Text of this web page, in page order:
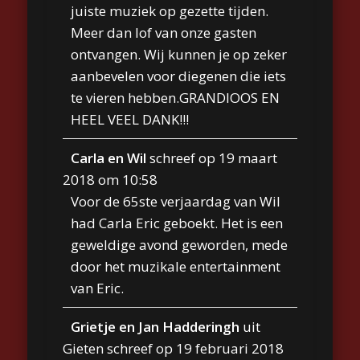
juiste muziek op gezette tijden.
Meer dan lof van onze gasten
ontvangen. Wij kunnen je op zeker
aanbevelen voor diegenen die iets
te vieren hebben.GRANDIOOS EN
HEEL VEEL DANK!!!
Carla en Wilschreef op 19 maart
2018 om 10:58
Voor de 65ste verjaardag van Wil
had Carla Eric geboekt. Het is een
geweldige avond geworden, mede
door het muzikale entertainment
van Eric.
Grietje en Jan Hadderingh uit
Gietenschreef op 19 februari 2018